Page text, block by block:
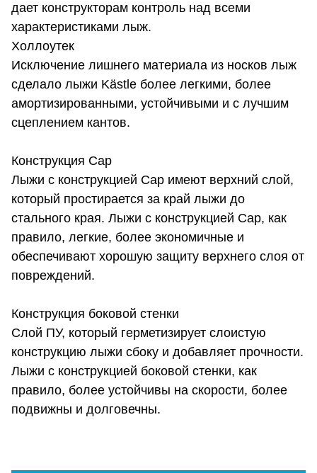
дает конструкторам контроль над всеми
характеристиками лыж.
Холлоутек
Исключение лишнего материала из носков лыж
сделало лыжи Kästle более легкими, более
амортизированными, устойчивыми и с лучшим
сцеплением кантов.
Конструкция Cap
Лыжи с конструкцией Cap имеют верхний слой,
который простирается за край лыжи до
стального края. Лыжи с конструкцией Cap, как
правило, легкие, более экономичные и
обеспечивают хорошую защиту верхнего слоя от
повреждений.
Конструкция боковой стенки
Слой ПУ, который герметизирует слоистую
конструкцию лыжи сбоку и добавляет прочности.
Лыжи с конструкцией боковой стенки, как
правило, более устойчивы на скорости, более
подвижны и долговечны.